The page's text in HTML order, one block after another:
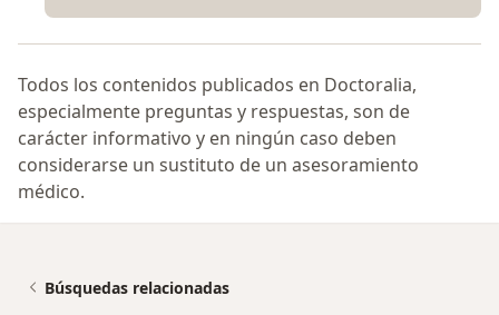
Todos los contenidos publicados en Doctoralia,
especialmente preguntas y respuestas, son de
carácter informativo y en ningún caso deben
considerarse un sustituto de un asesoramiento
médico.
Búsquedas relacionadas